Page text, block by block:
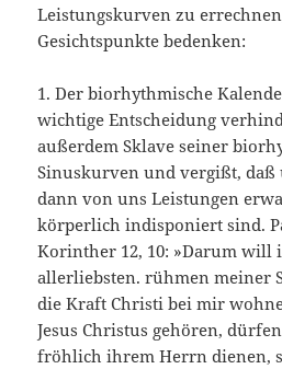
Leistungskurven zu
Gesichtspunkte bedenken:
1. Der biorhythmische
wichtige Entscheidung
außerdem Sklave seiner
Sinuskurven und vergißt, daß
dann von uns Leistungen
körperlich indisponiert sind.
Korinther 12, 10: »Darum will
allerliebsten. rühmen meiner
die Kraft Christi bei mir
Jesus Christus gehören,
fröhlich ihrem Herrn dienen,